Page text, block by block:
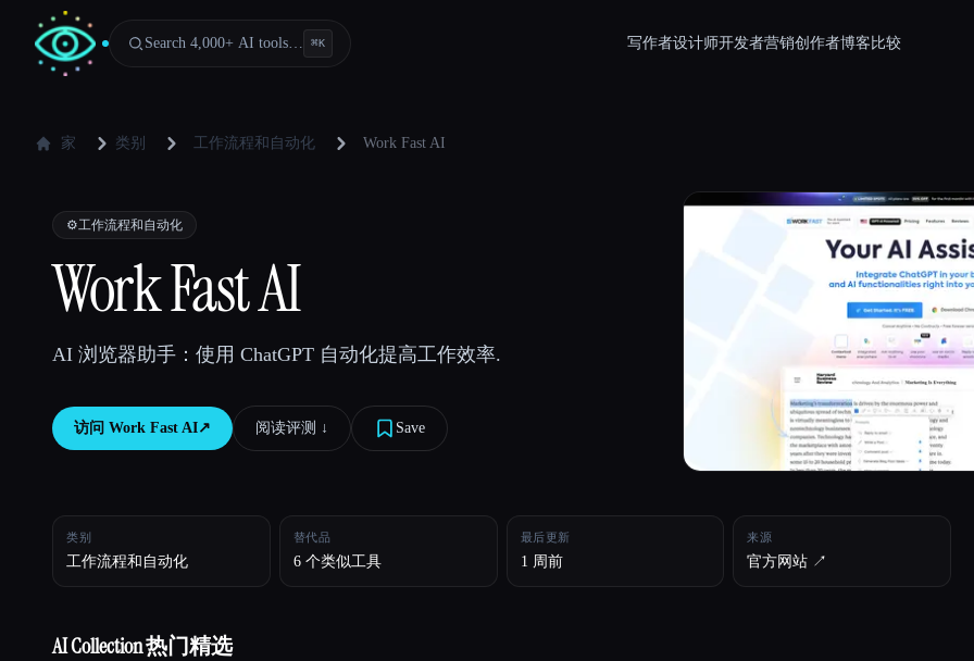
Search 4,000+ AI tools… ⌘K 写作者设计师开发者营销创作者博客 比较
家 类别 工作流程和自动化 Work Fast AI
⚙️工作流程和自动化
Work Fast AI
AI 浏览器助手：使用 ChatGPT 自动化提高工作效率.
访问 Work Fast AI↗︎ 阅读评测 ↓︎ Save
类别
工作流程和自动化
替代品
6 个类似工具
最后更新
1 周前
来源
官方网站 ↗︎
AI Collection 热门精选